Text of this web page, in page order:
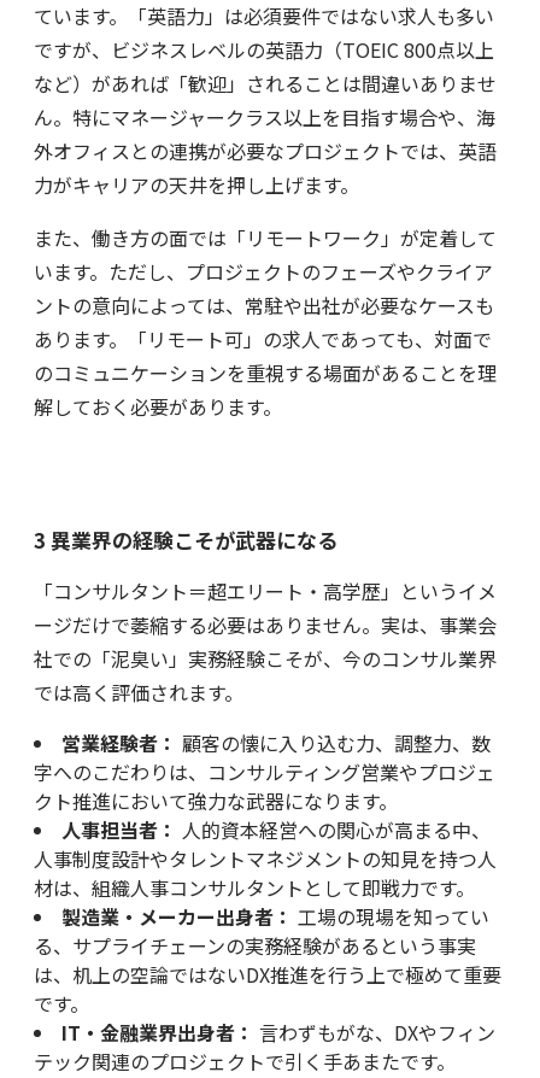
ています。「英語力」は必須要件ではない求人も多い
ですが、ビジネスレベルの英語力（TOEIC 800点以上
など）があれば「歓迎」されることは間違いありませ
ん。特にマネージャークラス以上を目指す場合や、海
外オフィスとの連携が必要なプロジェクトでは、英語
力がキャリアの天井を押し上げます。
また、働き方の面では「リモートワーク」が定着して
います。ただし、プロジェクトのフェーズやクライア
ントの意向によっては、常駐や出社が必要なケースも
あります。「リモート可」の求人であっても、対面で
のコミュニケーションを重視する場面があることを理
解しておく必要があります。
3 異業界の経験こそが武器になる
「コンサルタント＝超エリート・高学歴」というイメ
ージだけで萎縮する必要はありません。実は、事業会
社での「泥臭い」実務経験こそが、今のコンサル業界
では高く評価されます。
営業経験者： 顧客の懐に入り込む力、調整力、数
字へのこだわりは、コンサルティング営業やプロジェ
クト推進において強力な武器になります。
人事担当者： 人的資本経営への関心が高まる中、
人事制度設計やタレントマネジメントの知見を持つ人
材は、組織人事コンサルタントとして即戦力です。
製造業・メーカー出身者： 工場の現場を知ってい
る、サプライチェーンの実務経験があるという事実
は、机上の空論ではないDX推進を行う上で極めて重要
です。
IT・金融業界出身者： 言わずもがな、DXやフィン
テック関連のプロジェクトで引く手あまたです。